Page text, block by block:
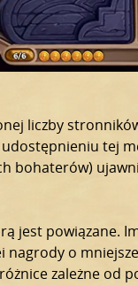
liczby
tej
bohaterów)
jest powiązane.
nagrody o
zależne od